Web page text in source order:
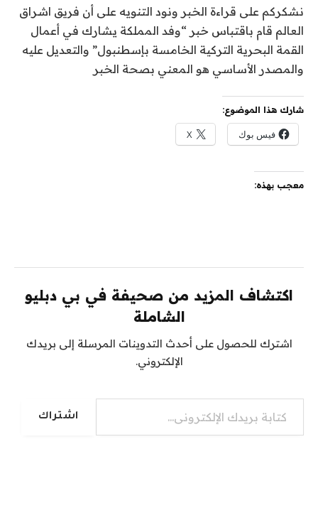
نشكركم على قراءة الخبر ونود التنويه على أن فريق اشراق
العالم قام باقتباس خبر “وفد المملكة يشارك في أعمال
القمة البحرية التركية الخامسة بإسطنبول” والتعديل عليه
والمصدر الأساسي هو المعني بصحة الخبر
شارك هذا الموضوع:
فيس بوك X
معجب بهذه:
اكتشاف المزيد من صحيفة في بي دبليو
الشاملة
اشترك للحصول على أحدث التدوينات المرسلة إلى بريدك
الإلكتروني.
كتابة بريدك الإلكتروني...
اشتراك